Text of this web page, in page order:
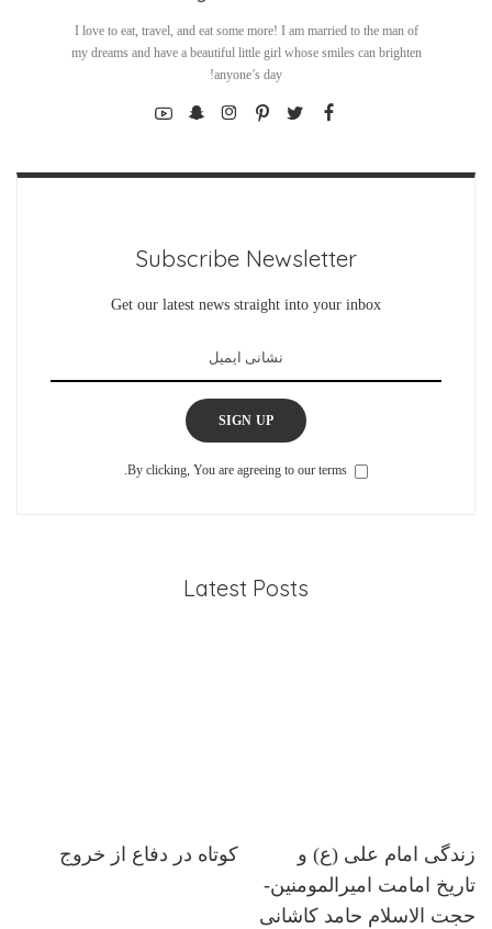
I love to eat, travel, and eat some more! I am married to the man of
my dreams and have a beautiful little girl whose smiles can brighten
anyone’s day!
Subscribe Newsletter
Get our latest news straight into your inbox
SIGN UP
By clicking, You are agreeing to our terms.
Latest Posts
زندگی امام علی (ع) و
تاریخ امامت امیرالمومنین-
حجت الاسلام حامد کاشانی
کوتاه در دفاع از خروج